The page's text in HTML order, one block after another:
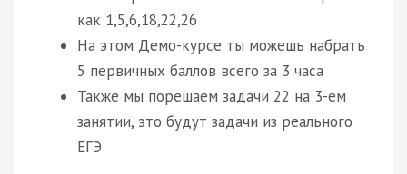
как 1,5,6,18,22,26
На этом Демо-курсе ты можешь набрать
5 первичных баллов всего за 3 часа
Также мы порешаем задачи 22 на 3-ем
занятии, это будут задачи из реального
ЕГЭ